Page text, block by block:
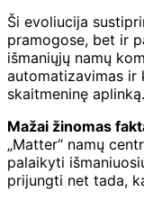
Ši evoliucija
pramogose, bet ir
išmaniųjų namų
automatizavimas ir
skaitmeninę aplinką.
Mažai žinomas
„Matter“ namų
palaikyti
prijungti net tada,